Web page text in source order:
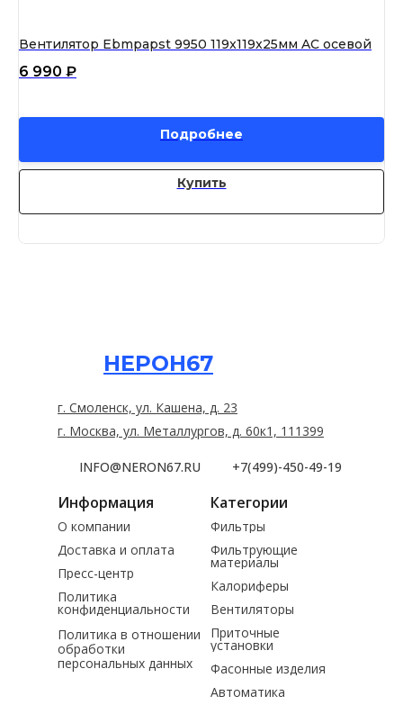
Вентилятор Ebmpapst 9950 119x119x25мм AC осевой
6 990 ₽
Подробнее
Купить
НЕРОН67
Информация Категории
Фильтры
Доставка и оплата
Пресс-центр
О компании
INFO@NERON67.RU +7(499)-450-49-19
Политика
конфиденциальности
Политика в отношении
обработки
персональных данных
Фильтрующие
материалы
Вентиляторы
Калориферы
Приточные
установки
Фасонные изделия
Автоматика
г. Смоленск, ул. Кашена, д. 23
г. Москва, ул. Металлургов, д. 60к1, 111399